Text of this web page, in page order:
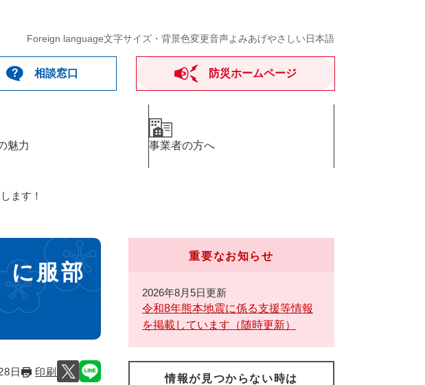
Foreign language文字サイズ・背景色変更音声よみあげやさしい日本語
相談窓口 防災ホームページ
魅力 事業者の方へ
ます！
に服部
日 印刷
重要なお知らせ
2026年8月5日更新
令和8年熊本地震に係る支援等情報
を掲載しています（随時更新）
情報が見つからない時は